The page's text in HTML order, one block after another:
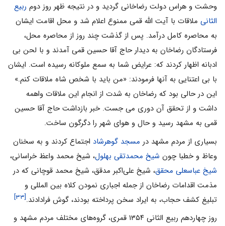
وحشت و هراس دولت رضاخانی گردید و در نتیجه ظهر روز دوم ربیع
الثانی ملاقات با آیت الله قمی ممنوع اعلام شد و محل اقامت ایشان
به محاصره کامل درآمد. پس از گذشت چند روز از محاصره محل،
فرستادگان رضاخان به دیدار حاج آقا حسین قمی آمدند و با لحن بی
ادبانه اظهار کردند که: عرایض شما به سمع ملوکانه رسیده است. ایشان
با بی اعتنایی به آنها فرمودند: «من باید با شخص شاه ملاقات کنم.»
این در حالی بود که رضاخان به شدت از انجام این ملاقات واهمه
داشت و از تحقق آن دوری می جست. خبر بازداشت حاج آقا حسین
قمی به مشهد رسید و حال و هوای شهر را دگرگون ساخت.
بسیاری از مردم مشهد در مسجد گوهرشاد اجتماع کردند و به سخنان
وعاظ و خطبا چون شیخ محمدتقی بهلول، شیخ محمد واعظ خراسانی،
شیخ عباسعلی محقق، شیخ علی‌اکبر مدقق، شیخ محمد قوچانی که در
مذمت اقدامات رضاخان از جمله اجباری نمودن کلاه بین المللی و
تبلیغ کشف حجاب، به ایراد سخن پرداخته بودند، گوش فرادادند.[۳۳]
روز چهاردهم ربیع الثانی ۱۳۵۴ قمری، گروه‌های مختلف مردم مشهد و